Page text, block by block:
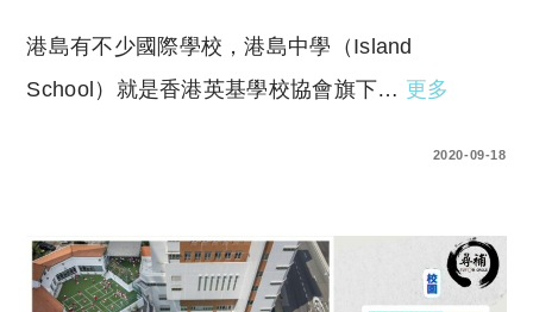
港島有不少國際學校，港島中學（Island
School）就是香港英基學校協會旗下… 更多
2020-09-18